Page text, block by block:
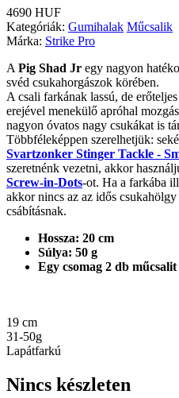
4690 HUF
Kategóriák: Gumihalak Műcsalik
Márka: Strike Pro
A Pig Shad Jr egy nagyon
svéd csukahorgászok körében.
A csali farkának lassú, de
erejével menekülő apróhal
nagyon óvatos nagy csukákat is
Többféleképpen szerelhetjük:
Svartzonker Stinger Tackle -
szeretnénk vezetni, akkor
Screw-in-Dots-ot. Ha a farkába
akkor nincs az az idős
csábításnak.
Hossza: 20 cm
Súlya: 50 g
Egy csomag 2 db
19 cm
31-50g
Lapátfarkú
Nincs készleten